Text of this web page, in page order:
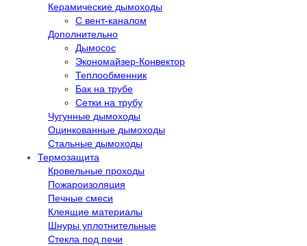
Керамические дымоходы
С вент-каналом
Дополнительно
Дымосос
Экономайзер-Конвектор
Теплообменник
Бак на трубе
Сетки на трубу
Чугунные дымоходы
Оцинкованные дымоходы
Стальные дымоходы
Термозащита
Кровельные проходы
Пожароизоляция
Печные смеси
Клеящие материалы
Шнуры уплотнительные
Стекла под печи